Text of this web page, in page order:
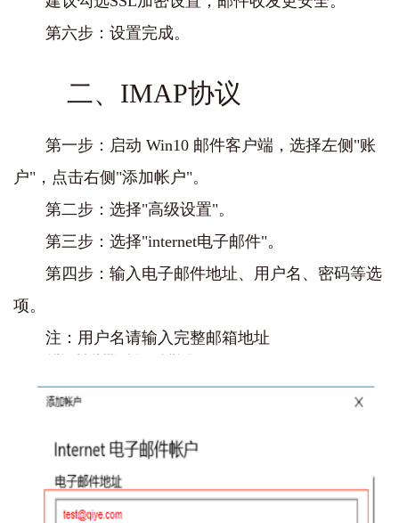
第六步：设置完成。
二、IMAP协议
第一步：启动 Win10 邮件客户端，选择左侧"账
户"，点击右侧"添加帐户"。
第二步：选择"高级设置"。
第三步：选择"internet电子邮件"。
第四步：输入电子邮件地址、用户名、密码等选
项。
注：用户名请输入完整邮箱地址